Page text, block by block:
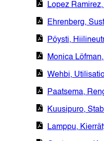
Lopez
Ehrenberg,
Pöysti,
Monica
Wehbi,
Paatsema,
Kuusipuro,
Lamppu,